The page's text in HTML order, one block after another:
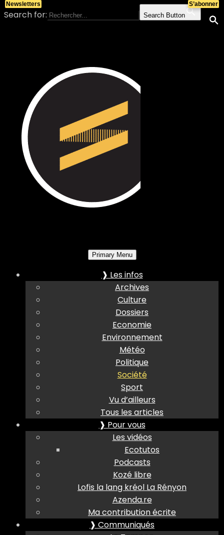
Search for: Search Button
Primary Menu
❱ Les infos
Archives
Culture
Dossiers
Economie
Environnement
Météo
Politique
Société
Sport
Vu d’ailleurs
Tous les articles
❱ Pour vous
Les vidéos
Ecotutos
Podcasts
Kozé libre
Lofis la lang kréol La Rényon
Azenda.re
Ma contribution écrite
❱ Communiqués
S’abonner
Newsletters